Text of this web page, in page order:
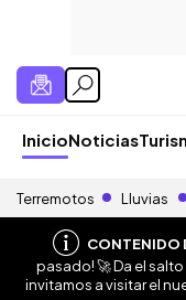
InicioNoticias
Terremotos Lluvias
CONTENIDO
pasado! 🚀 Da el
invitamos a visitar el